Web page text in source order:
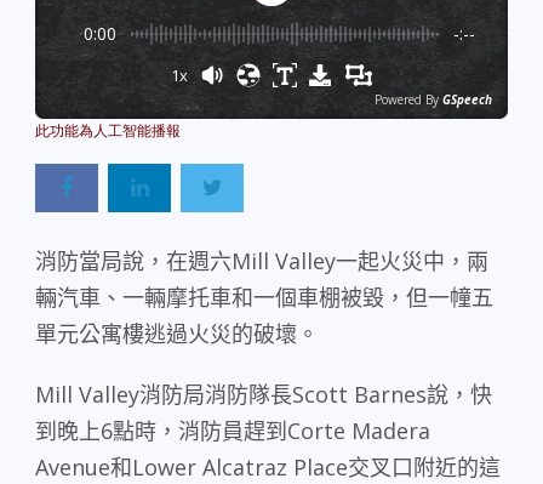
0:00 -:--
1x
Powered By GSpeech
消防當局說，在週六Mill Valley一起火災中，兩
輛汽車、一輛摩托車和一個車棚被毀，但一幢五
單元公寓樓逃過火災的破壞。
Mill Valley消防局消防隊長Scott Barnes說，快
到晚上6點時，消防員趕到Corte Madera
Avenue和Lower Alcatraz Place交叉口附近的這